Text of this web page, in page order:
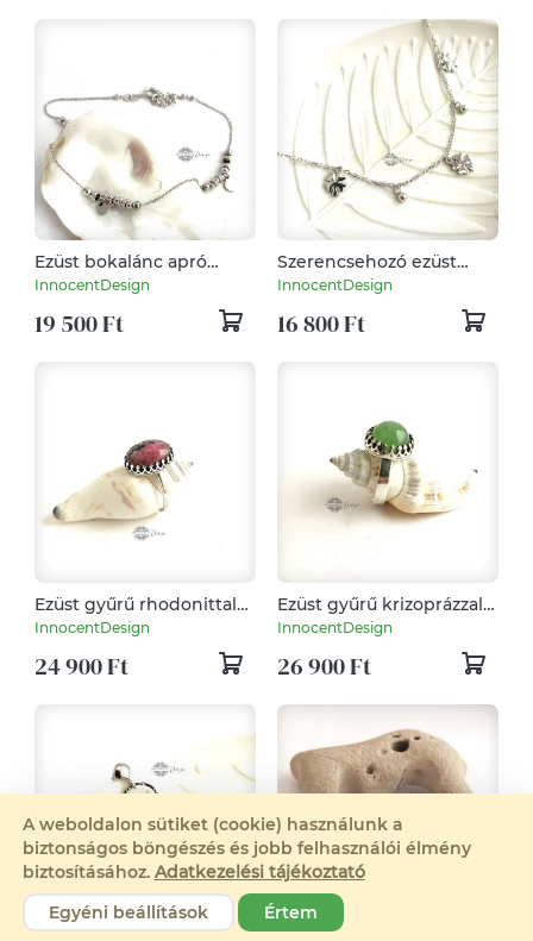
Ezüst bokalánc apró
gyöngyökkel és
medálokkal –
minimalista, nőies ékszer
InnocentDesign
19 500 Ft
Szerencsehozó ezüst
bokalánc
InnocentDesign
16 800 Ft
Ezüst gyűrű rhodonittal
50-és méret
InnocentDesign
24 900 Ft
Ezüst gyűrű krizoprázzal
55-ös méret
InnocentDesign
26 900 Ft
A weboldalon sütiket (cookie) használunk a
biztonságos böngészés és jobb felhasználói élmény
biztosításához. Adatkezelési tájékoztató
Egyéni beállítások
Értem